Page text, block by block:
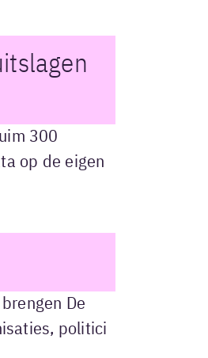
300
op de eigen
De
politici